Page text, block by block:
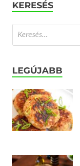
KERESÉS
LEGÚJABB